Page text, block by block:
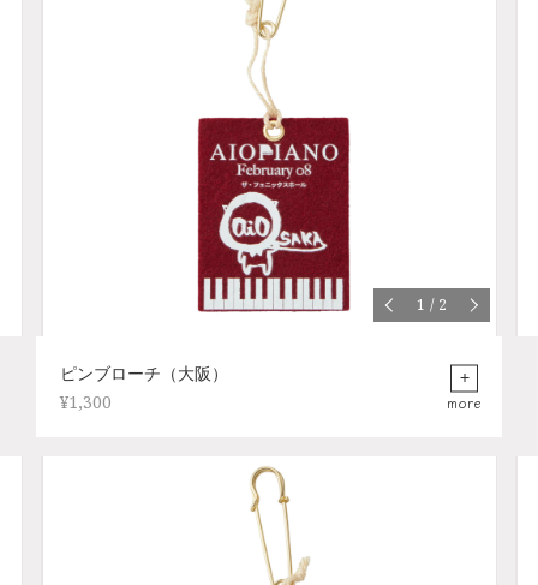
1 / 2
ピンブローチ（大阪）
¥1,300
more